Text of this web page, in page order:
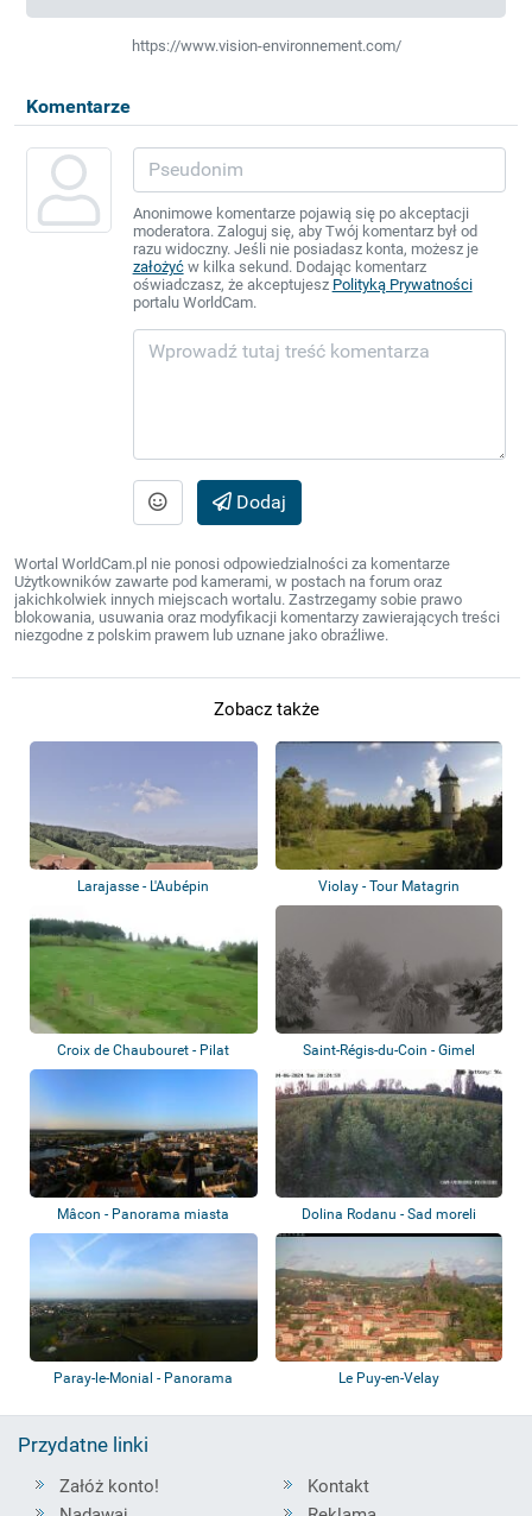
https://www.vision-environnement.com/
Komentarze
Anonimowe komentarze pojawią się po akceptacji
moderatora. Zaloguj się, aby Twój komentarz był od
razu widoczny. Jeśli nie posiadasz konta, możesz je
założyćw kilka sekund. Dodając komentarz
oświadczasz, że akceptujesz Polityką Prywatności
portalu WorldCam.
Dodaj
Wortal WorldCam.pl nie ponosi odpowiedzialności za komentarze
Użytkowników zawarte pod kamerami, w postach na forum oraz
jakichkolwiek innych miejscach wortalu. Zastrzegamy sobie prawo
blokowania, usuwania oraz modyfikacji komentarzy zawierających treści
niezgodne z polskim prawem lub uznane jako obraźliwe.
Zobacz także
Larajasse - L'Aubépin Violay - Tour Matagrin
Croix de Chaubouret - Pilat Saint-Régis-du-Coin - Gimel
Mâcon - Panorama miasta
Dolina Rodanu - Sad moreli
Bergeron
Paray-le-Monial - Panorama Le Puy-en-Velay
Przydatne linki
Załóż konto!
Kontakt